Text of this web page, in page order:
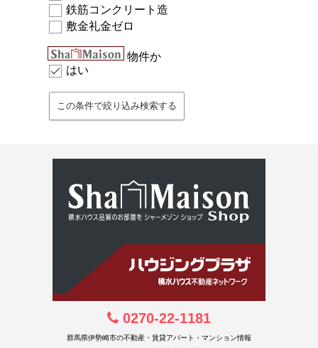
鉄筋コンクリート造
敷金礼金ゼロ
物件か
はい
0270-22-1181
群馬県伊勢崎市の不動産・賃貸アパート・マンション情報